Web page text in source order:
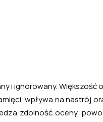
i ignorowany.
wpływa na nastrój
zdolność oceny,